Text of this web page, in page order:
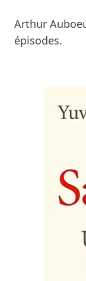
Arthur
épisodes.
Livres
Prix